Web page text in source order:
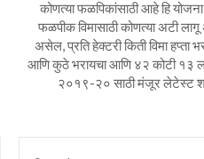
कोणत्या फळपिकांसाठी आहे हि योजना,
फळपीक विमासाठी कोणत्या अटी
असेल, प्रति हेक्टरी किती विमा हप्ता
आणि कुठे भरायचा आणि ४२ कोटी १३
२०१९-२० साठी मंजूर लेटेस्ट